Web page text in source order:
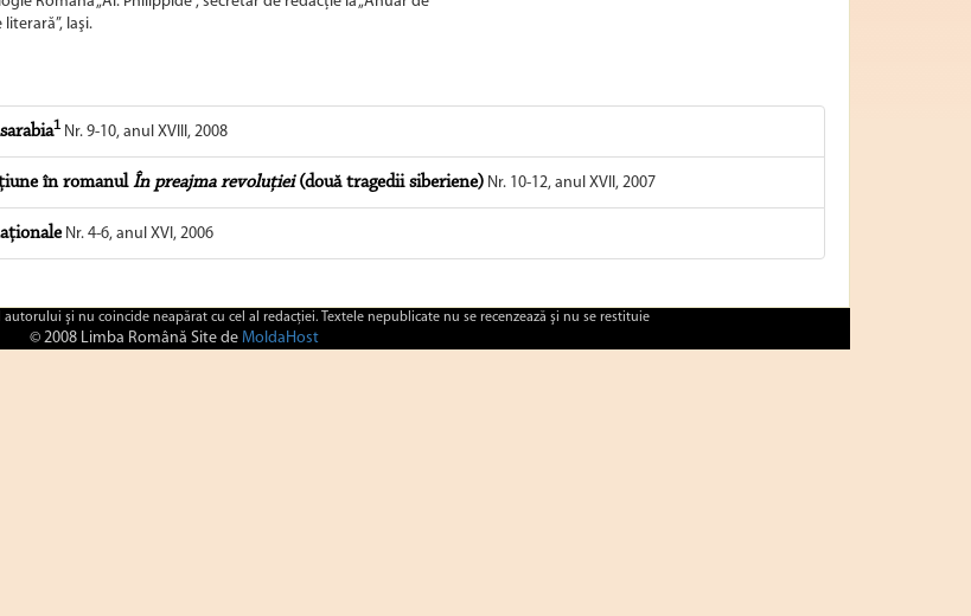
Iaşi.
1Nr. 9-10, anul XVIII, 2008
în romanulÎn preajma revoluţiei(două tragedii siberiene)Nr. 10-12, anul XVII, 2007
Nr. 4-6, anul XVI, 2006
şi nu coincide neapărat cu cel al redacţiei. Textele nepublicate nu se recenzează şi nu se restituie
© 2008 Limba Română Site de MoldaHost